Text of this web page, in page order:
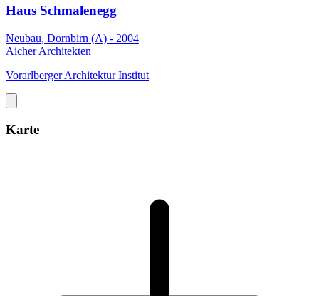
Haus Schmalenegg
Neubau, Dornbirn (A) - 2004
Aicher Architekten
Vorarlberger Architektur Institut
Karte